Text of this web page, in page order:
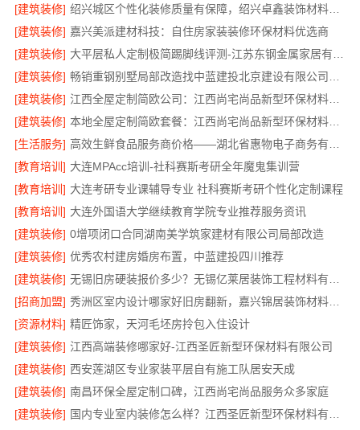
[建筑装修]
绍兴城区个性化装修质量有保障，绍兴卓鑫装饰材料有限公司
[建筑装修] 嘉兴美派建材科技：自住房家装装修环保材料优选商
[建筑装修]
[建筑装修]
[建筑装修]
江西全屋定制简欧公司：江西尚宅尚品新型环保材料有限公司
[建筑装修]
本地全屋定制简欧套餐：江西尚宅尚品新型环保材料有限公司
[生活服务]
[教育培训] 大连MPAcc培训-社科赛斯考研全年魔鬼集训营
[教育培训] 大连考研专业课辅导专业 社科赛斯考研个性化定制课程
[教育培训] 大连外国语大学继续教育学院专业推荐服务资讯
[建筑装修] 0增项闭口合同湖南美学筑家建材有限公司局部改造
[建筑装修] 优秀农村建房婚房布置，中蓝建投四川推荐
[建筑装修]
[招商加盟]
秀洲区室内设计哪家好旧房翻新，嘉兴锦居装饰材料有限公司高效服务
[资源材料] 精匠饰家，天河毛坯房拎包入住设计
[建筑装修] 江西高端装修哪家好-江西圣匠新型环保材料有限公司
[建筑装修] 西安莲湖区专业家装平层自有施工队居安天成
[建筑装修] 南昌环保全屋定制口碑，江西尚宅尚品服务众多家庭
[建筑装修]